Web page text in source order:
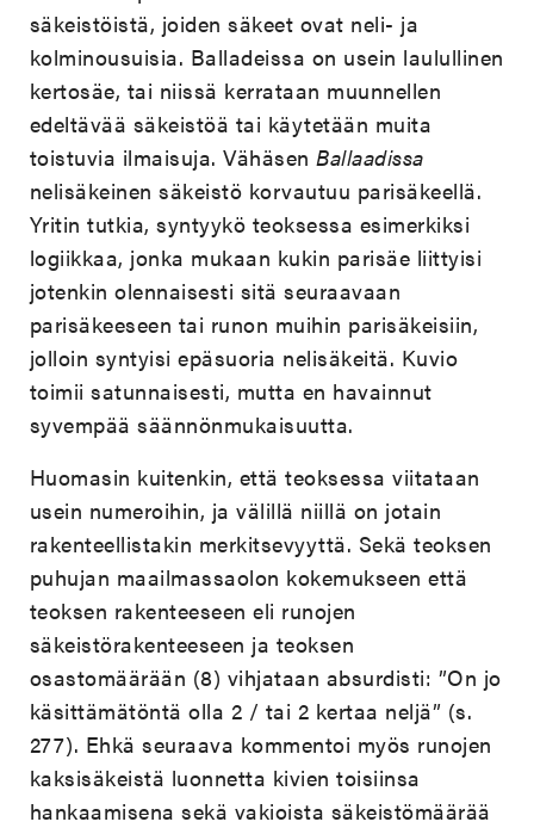
säkeistöistä, joiden säkeet ovat neli- ja
kolminousuisia. Balladeissa on usein laulullinen
kertosäe, tai niissä kerrataan muunnellen
edeltävää säkeistöä tai käytetään muita
toistuvia ilmaisuja. VähäsenBallaadissa
nelisäkeinen säkeistö korvautuu parisäkeellä.
Yritin tutkia, syntyykö teoksessa esimerkiksi
logiikkaa, jonka mukaan kukin parisäe liittyisi
jotenkin olennaisesti sitä seuraavaan
parisäkeeseen tai runon muihin parisäkeisiin,
jolloin syntyisi epäsuoria nelisäkeitä. Kuvio
toimii satunnaisesti, mutta en havainnut
syvempää säännönmukaisuutta.
Huomasin kuitenkin, että teoksessa viitataan
usein numeroihin, ja välillä niillä on jotain
rakenteellistakin merkitsevyyttä. Sekä teoksen
puhujan maailmassaolon kokemukseen että
teoksen rakenteeseen eli runojen
säkeistörakenteeseen ja teoksen
osastomäärään (8) vihjataan absurdisti: ”On jo
käsittämätöntä olla 2 / tai 2 kertaa neljä” (s.
277). Ehkä seuraava kommentoi myös runojen
kaksisäkeistä luonnetta kivien toisiinsa
hankaamisena sekä vakioista säkeistömäärää